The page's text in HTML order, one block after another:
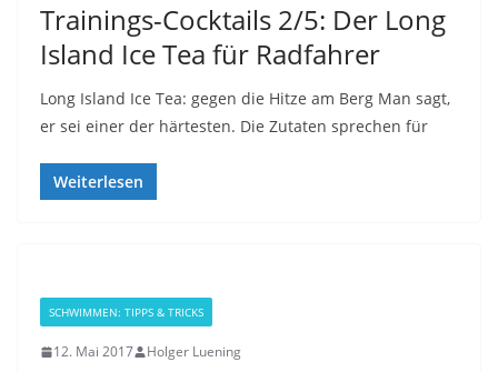
Trainings-Cocktails 2/5: Der Long
Island Ice Tea für Radfahrer
Long Island Ice Tea: gegen die Hitze am Berg Man sagt,
er sei einer der härtesten. Die Zutaten sprechen für
Weiterlesen
SCHWIMMEN: TIPPS & TRICKS
12. Mai 2017 Holger Luening